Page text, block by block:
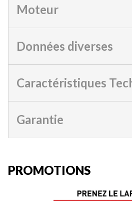
Moteur
Données diverses
Caractéristiques
Garantie
PROMOTIONS